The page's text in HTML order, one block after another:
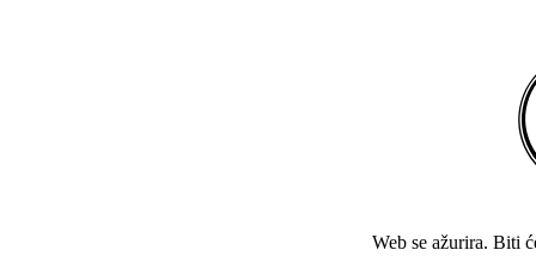
Web se ažurira. Biti